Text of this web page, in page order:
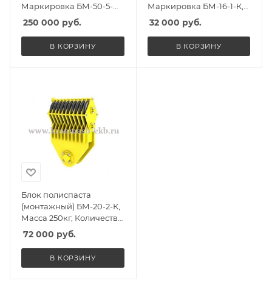
Маркировка БМ-50-5-
ССО, Масса 360кг,
Количество роликов 5, Г/
п 32т
250 000 руб.
В КОРЗИНУ
Маркировка БМ-16-1-К,
Масса 145кг, Количество
роликов 1, Г/п 12,5т
32 000 руб.
В КОРЗИНУ
Блок полиспаста
(монтажный) БМ-20-2-К,
Масса 250кг, Количество
роликов 2, Г/п 15т
72 000 руб.
В КОРЗИНУ